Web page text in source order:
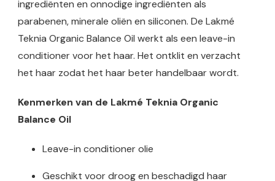
ingrediënten en onnodige ingrediënten als
parabenen, minerale oliën en siliconen. De Lakmé
Teknia Organic Balance Oil werkt als een leave-in
conditioner voor het haar. Het ontklit en verzacht
het haar zodat het haar beter handelbaar wordt.
Kenmerken van de Lakmé Teknia Organic
Balance Oil
Leave-in conditioner olie
Geschikt voor droog en beschadigd haar